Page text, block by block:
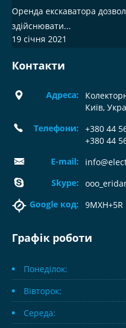
Оренда екскаватора
здійснювати...
19 січня 2021
Контакти
Адреса:
Київ,
Телефони:
+380 44
+380 44
E-mail:
Skype:
Google код:
Графік роботи
Понеділок:
Вівторок:
Середа: